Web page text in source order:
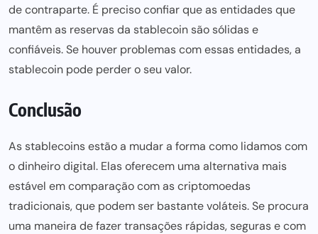
de contraparte. É preciso confiar que as entidades que
mantêm as reservas da stablecoin são sólidas e
confiáveis. Se houver problemas com essas entidades, a
stablecoin pode perder o seu valor.
Conclusão
As stablecoins estão a mudar a forma como lidamos com
o dinheiro digital. Elas oferecem uma alternativa mais
estável em comparação com as criptomoedas
tradicionais, que podem ser bastante voláteis. Se procura
uma maneira de fazer transações rápidas, seguras e com